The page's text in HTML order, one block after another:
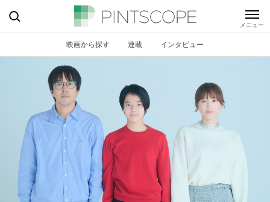
映画から探す 連載 インタビュー